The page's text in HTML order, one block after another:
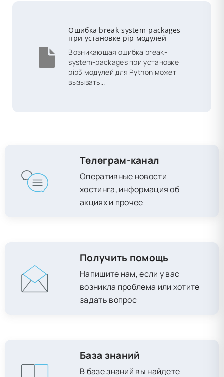
Ошибка break-system-packages
при установке pip модулей
Возникающая ошибка break-
system-packages при установке
pip3 модулей для Python может
вызывать...
Телеграм-канал
Оперативные новости
хостинга, информация об
акциях и прочее
Получить помощь
Напишите нам, если у вас
возникла проблема или хотите
задать вопрос
База знаний
В базе знаний вы найдете